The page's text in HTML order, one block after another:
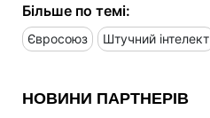
Більше по темі:
Євросоюз Штучний інтелект